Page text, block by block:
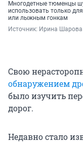
Многодетные тюменцы
использовать только
или лыжным гонкам
Источник: Ирина Шарова
Свою
обнаружением
было изучить
дорог.
Недавно стало